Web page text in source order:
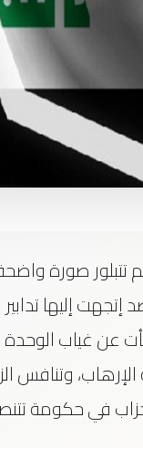
تتبلور صورة
إليها
عن غياب
وتنافس
في حكومة